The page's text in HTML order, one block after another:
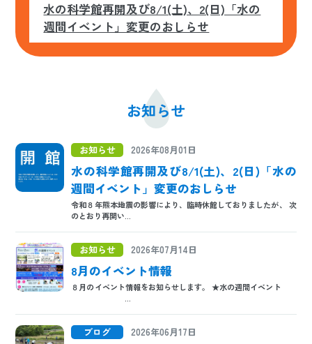
水の科学館再開及び8/1(土)、2(日)「水の
週間イベント」変更のおしらせ
お知らせ
お知らせ 2026年08月01日
水の科学館再開及び8/1(土)、2(日)「水の
週間イベント」変更のおしらせ
令和８年熊本地震の影響により、臨時休館しておりましたが、 次
のとおり再開い...
お知らせ 2026年07月14日
8月のイベント情報
８月のイベント情報をお知らせします。 ★水の週間イベント
ブログ 2026年06月17日